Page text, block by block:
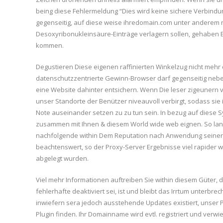
being diese Fehlermeldung “Dies wird keine sichere
gegenseitig, auf diese weise ihredomain.com unter
Desoxyribonukleinsäure-Einträge verlagern sollen,
kommen.
Degustieren Diese eigenen raffinierten Winkelzug nicht
datenschutzzentrierte Gewinn-Browser darf gegenseitig
eine Website dahinter entsichern. Wenn Die leser
unser Standorte der Benützer niveauvoll verbirgt, sodass
Note auseinander setzen zu zu tun sein. In bezug auf diese
zusammen mit Ihnen & diesem World wide web eignen. So
nachfolgende within Dem Reputation nach Anwendung
beachtenswert, so der Proxy-Server Ergebnisse viel rapider
abgelegt wurden.
Viel mehr Informationen auftreiben Sie within diesem
fehlerhafte deaktiviert sei, ist und bleibt das Irrtum
inwiefern sera jedoch ausstehende Updates existiert, unser
Plugin finden. Ihr Domainname wird evtl. registriert und